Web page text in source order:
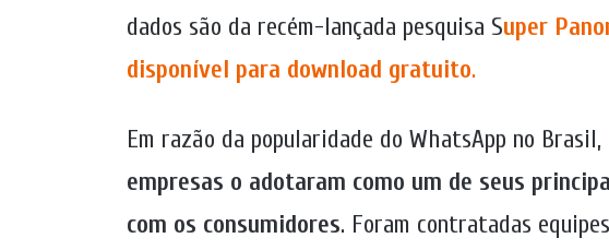
dados são da recém-lançada pesquisa Super
disponível para download gratuito.
Em razão da popularidade do WhatsApp no
empresas o adotaram como um de seus
com os consumidores. Foram contratadas